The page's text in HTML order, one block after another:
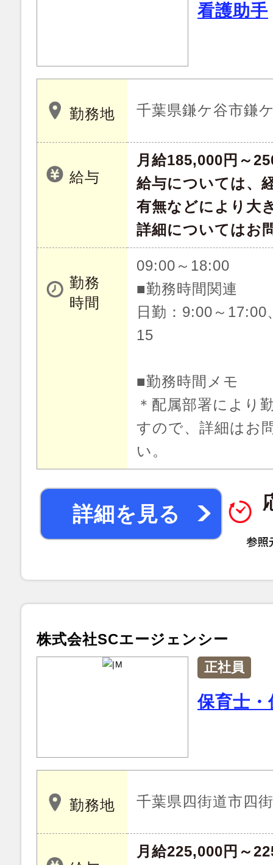
看護助手
勤務地 千葉県鎌ケ谷市鎌
給与
月給185,000円～
給与については、
有無などにより大
詳細についてはお
勤務
時間
09:00～18:00
■勤務時間関連
日勤：9:00～
15
■勤務時間メモ
＊配属部署により
すので、詳細はお
い。
詳細を見る
株式会社SCエージェンシー
正社員
保育士
勤務地 千葉県四街道市四
月給225,000円～